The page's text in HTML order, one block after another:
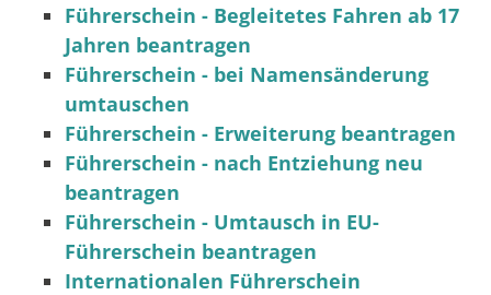
Führerschein - Begleitetes Fahren ab 17
Jahren beantragen
Führerschein - bei Namensänderung
umtauschen
Führerschein - Erweiterung beantragen
Führerschein - nach Entziehung neu
beantragen
Führerschein - Umtausch in EU-
Führerschein beantragen
Internationalen Führerschein